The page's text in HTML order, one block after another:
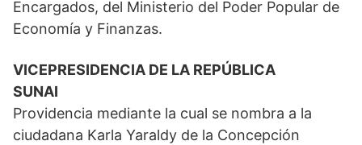
Encargados, del Ministerio del Poder Popular de
Economía y Finanzas.
VICEPRESIDENCIA DE LA REPÚBLICA
SUNAI
Providencia mediante la cual se nombra a la
ciudadana Karla Yaraldy de la Concepción